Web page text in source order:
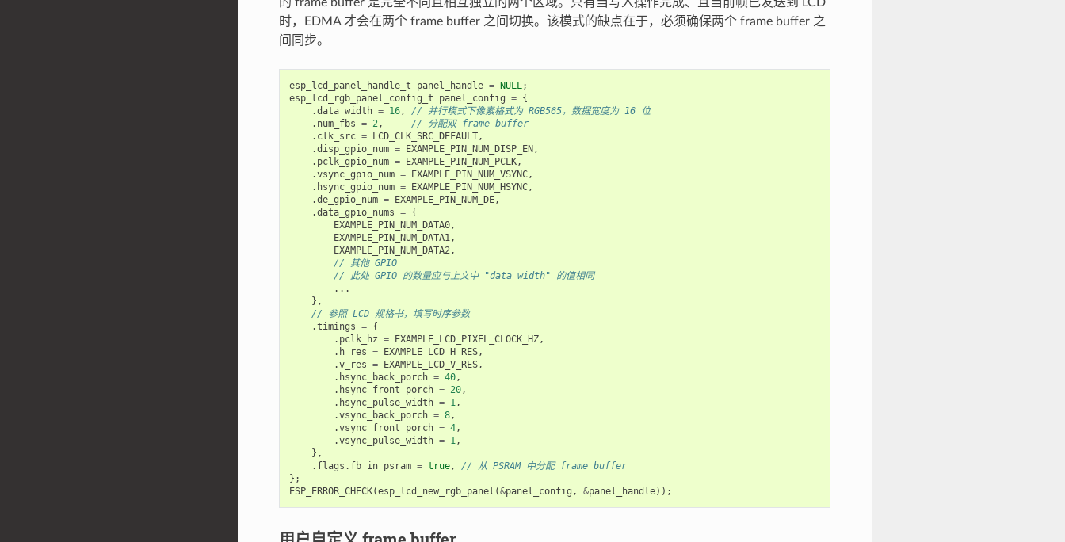
时，EDMA 才会在两个 frame buffer 之间切换。该模式的缺点在于，必须确保两个 frame buffer 之
间同步。
esp_lcd_panel_handle_t panel_handle = NULL;
esp_lcd_rgb_panel_config_t
panel_config = {
.data_width = 16,
// 并行模式下像素格式为 RGB565，数据宽度为 16 位
. num_fbs = 2,
// 分配双 frame buffer
. clk_src = LCD_CLK_SRC_DEFAULT,
.disp_gpio_num = EXAMPLE_PIN_NUM_DISP_EN,
. pclk_gpio_num = EXAMPLE_PIN_NUM_PCLK,
.vsync_gpio_num = EXAMPLE_PIN_NUM_VSYNC,
. hsync_gpio_num = EXAMPLE_PIN_NUM_HSYNC,
.de_gpio_num = EXAMPLE_PIN_NUM_DE,
.data_gpio_nums = {
EXAMPLE_PIN_NUM_DATA0,
EXAMPLE_PIN_NUM_DATA1,
EXAMPLE_PIN_NUM_DATA2,
// 其他 GPIO
// 此处 GPIO 的数量应与上文中 "data_width" 的值相同
...
},
// 参照 LCD 规格书，填写时序参数
.timings = {
. pclk_hz = EXAMPLE_LCD_PIXEL_CLOCK_HZ,
. h_res = EXAMPLE_LCD_H_RES,
.v_res = EXAMPLE_LCD_V_RES,
. hsync_back_porch = 40,
. hsync_front_porch = 20,
. hsync_pulse_width = 1,
.vsync_back_porch = 8,
.vsync_front_porch = 4,
.vsync_pulse_width = 1,
},
. flags . fb_in_psram = true,
// 从 PSRAM 中分配 frame buffer
};
ESP_ERROR_CHECK(esp_lcd_new_rgb_panel (&panel_config , &panel_handle));